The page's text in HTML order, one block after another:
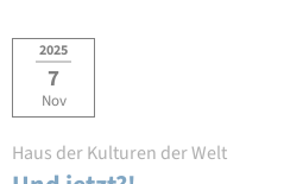
2025
7
Nov
Haus der Kulturen der Welt